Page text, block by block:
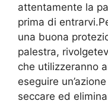
attentamente la
prima di
una buona
palestra,
che utilizzeranno
eseguire
seccare ed